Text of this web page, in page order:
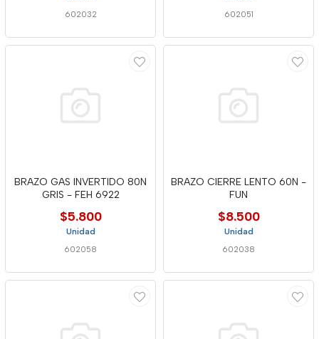
602032 602051
BRAZO GAS INVERTIDO 80N
GRIS - FEH 6922
$5.800
Unidad
602058
BRAZO CIERRE LENTO 60N -
FUN
$8.500
Unidad
602038